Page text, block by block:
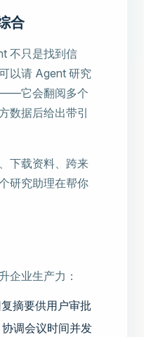
合
不只是找到信
以请 Agent 研究
——它会翻阅多个
数据后给出带引
下载资料、跨来
研究助理在帮你
企业生产力：
摘要供用户审批
调会议时间并发